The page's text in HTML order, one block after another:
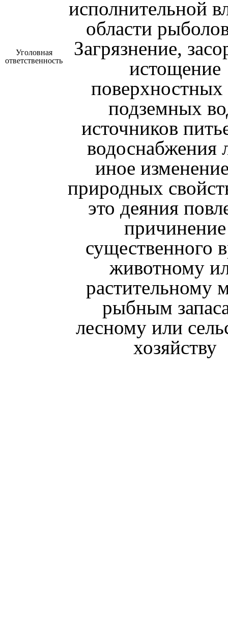
исполнительной
области
Уголовная
ответственность
Загрязнение,
истощение
поверхностных
подземных
источников
водоснабжения
иное
природных
это деяния
причинение
существенного
животному
растительному
рыбным
лесному или
хозяйству